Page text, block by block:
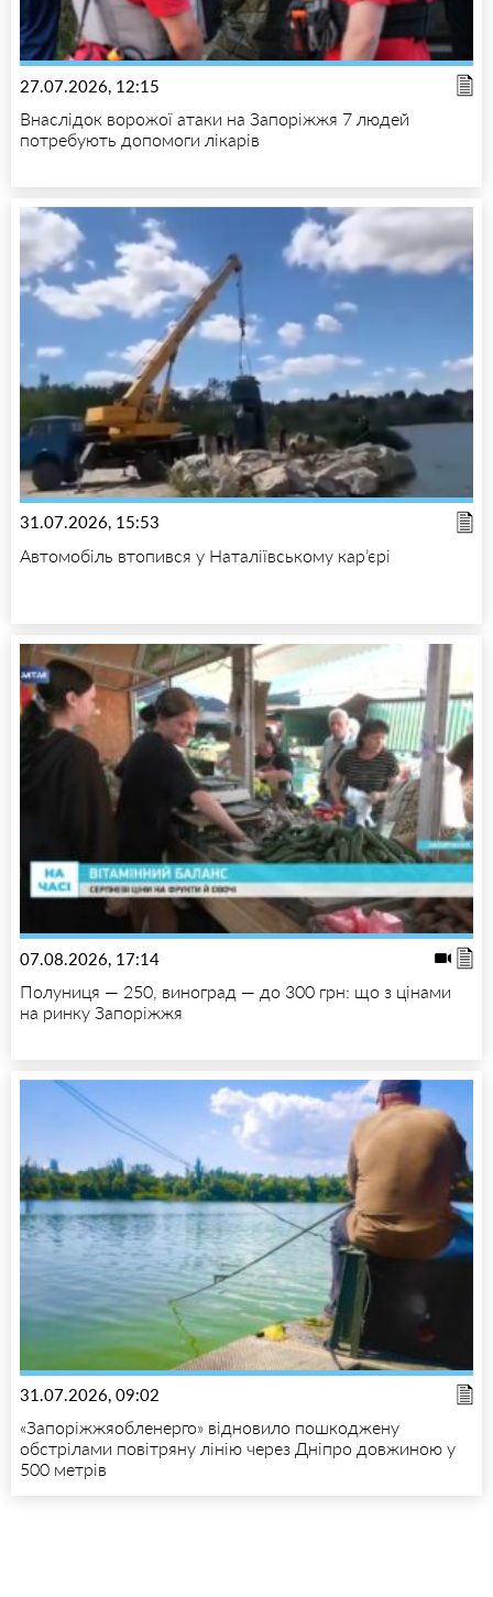
27.07.2026, 12:15
Внаслідок ворожої атаки на Запоріжжя 7 людей
потребують допомоги лікарів
31.07.2026, 15:53
Автомобіль втопився у Наталіївському кар’єрі
07.08.2026, 17:14
Полуниця — 250, виноград — до 300 грн: що з цінами
на ринку Запоріжжя
31.07.2026, 09:02
«Запоріжжяобленерго» відновило пошкоджену
обстрілами повітряну лінію через Дніпро довжиною у
500 метрів